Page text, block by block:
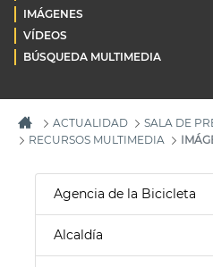
IMÁGENES
VÍDEOS
BÚSQUEDA MULTIMEDIA
ACTUALIDAD
SALA DE
RECURSOS MULTIMEDIA
Agencia de la Bicicleta
Alcaldía